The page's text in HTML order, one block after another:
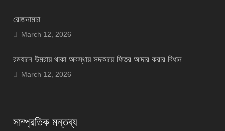
রোজনামচা
March 12, 2026
রমযানে উমরায় থাকা অবস্থায় সদকায়ে ফিতর আদার করার বিধান
March 12, 2026
সাম্প্রতিক মন্তব্য